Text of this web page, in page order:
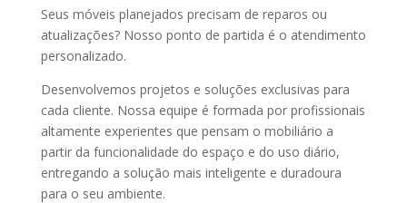
Seus móveis planejados precisam de reparos ou
atualizações? Nosso ponto de partida é o atendimento
personalizado.
Desenvolvemos projetos e soluções exclusivas para
cada cliente. Nossa equipe é formada por profissionais
altamente experientes que pensam o mobiliário a
partir da funcionalidade do espaço e do uso diário,
entregando a solução mais inteligente e duradoura
para o seu ambiente.